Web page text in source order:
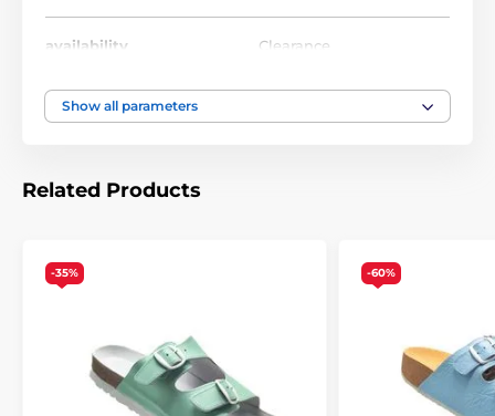
availability Clearance
foot width
upper
outsole
Show all parameters
Related Products
-35% -60%